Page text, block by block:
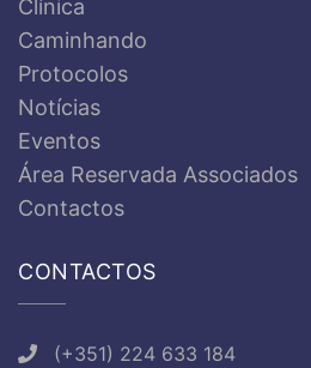
Clínica
Caminhando
Protocolos
Notícias
Eventos
Área Reservada Associados
Contactos
CONTACTOS
(+351) 224 633 184